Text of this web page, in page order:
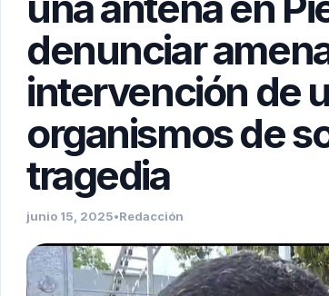
denunciar
intervención de
organismos de
tragedia
junio 15, 2025•Redacción